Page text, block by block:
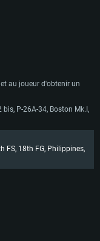
au joueur d'obtenir un
bis, P-26A-34, Boston Mk.I,
FS, 18th FG, Philippines,